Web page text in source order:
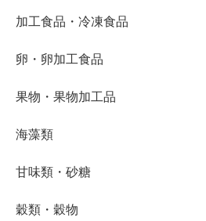
加工食品・冷凍食品
卵・卵加工食品
果物・果物加工品
海藻類
甘味類・砂糖
穀類・穀物